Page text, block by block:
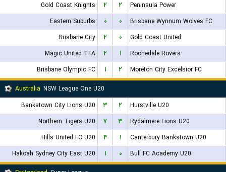
Gold Coast Knights
۲ ۲
Peninsula Power
Eastern Suburbs
۰ ۰
Brisbane Wynnum Wolves FC
Brisbane City
۲ ۰
Gold Coast United
Magic United TFA
۲ ۱
Rochedale Rovers
Brisbane Olympic FC
۱ ۲
Moreton City Excelsior FC
Australia NSW League One U20
Bankstown City Lions U20
۳ ۲
Hurstville U20
Northern Tigers U20
۷ ۳
Rydalmere Lions U20
Hills United FC U20
۴ ۱
Canterbury Bankstown U20
Hakoah Sydney City East U20
۱ ۰
Bull FC Academy U20